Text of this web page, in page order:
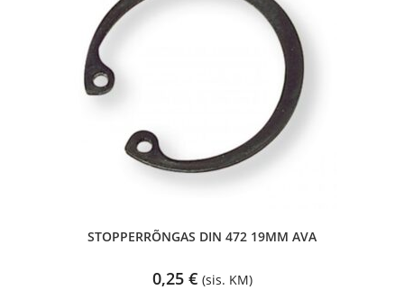
STOPPERRÕNGAS DIN 472 19MM AVA
0,25 € (sis. KM)